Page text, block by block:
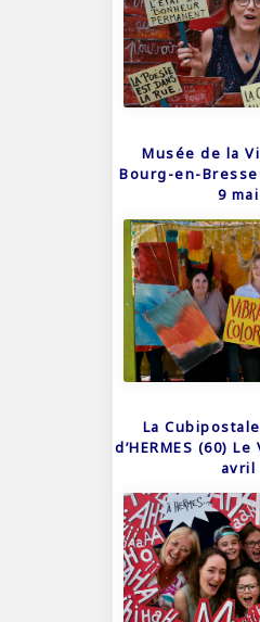
Musée de la
Bourg-en-Bresse
9
La
d’HERMES (60)
avril